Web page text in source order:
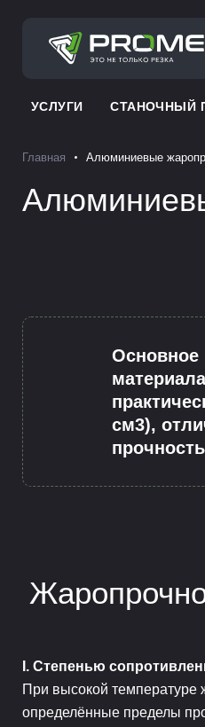
УСЛУГИ СТАНОЧНЫЙ
Главная Алюминиевые
Основное
см3),
I. Степенью
При высокой
определённые пределы